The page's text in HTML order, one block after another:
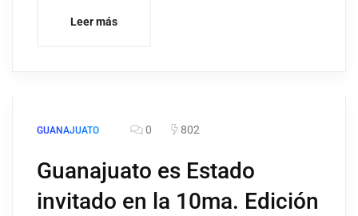
Leer más
GUANAJUATO 0 802
Guanajuato es Estado
invitado en la 10ma. Edición